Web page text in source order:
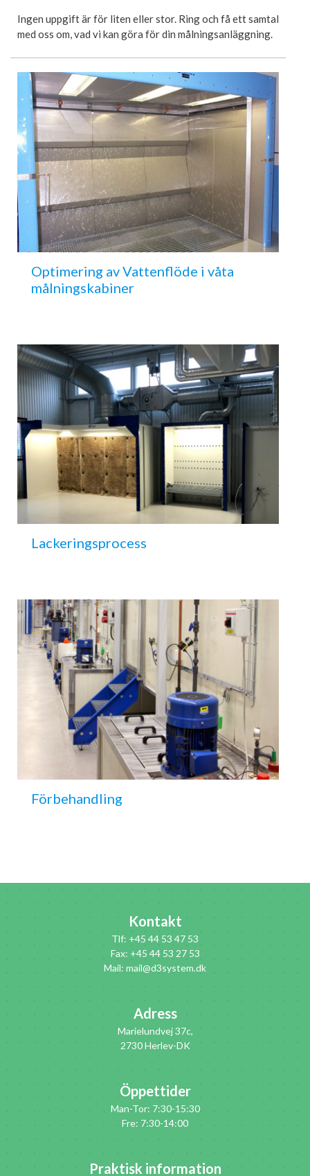
Ingen uppgift är för liten eller stor. Ring och få ett samtal
med oss om, vad vi kan göra för din målningsanläggning.
Optimering av Vattenflöde i våta
målningskabiner
Lackeringsprocess
Förbehandling
Kontakt
Tlf: +45 44 53 47 53
Fax: +45 44 53 27 53
Mail: mail@d3system.dk
Adress
Marielundvej 37c,
2730 Herlev-DK
Öppettider
Man-Tor: 7:30-15:30
Fre: 7:30-14:00
Praktisk information